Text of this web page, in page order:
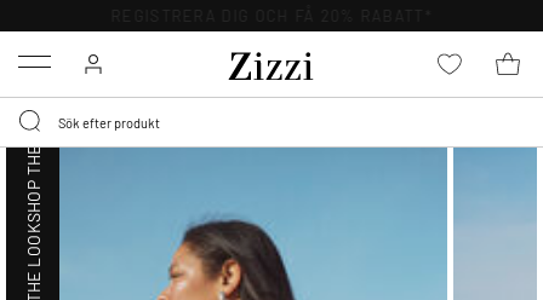
Menu
SHOP THE LOOK
SHOP THE LOOK